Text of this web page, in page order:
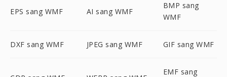
EPS sang WMF AI sang WMF
BMP sang
WMF
DXF sang WMF JPEG sang WMF GIF sang WMF
EMF sang